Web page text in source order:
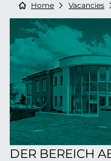
Home Vacancies
DER BEREICH